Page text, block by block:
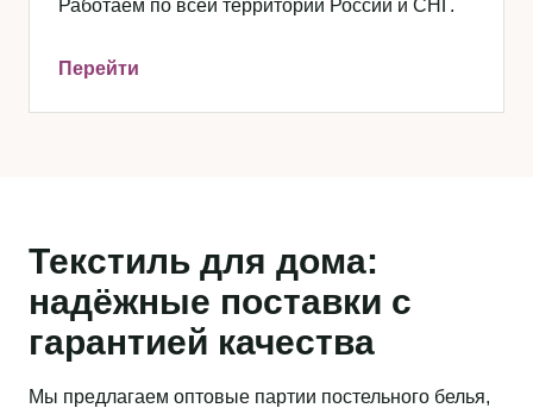
Работаем по всей территории России и СНГ.
Перейти
Текстиль для дома:
надёжные поставки с
гарантией качества
Мы предлагаем оптовые партии постельного белья,